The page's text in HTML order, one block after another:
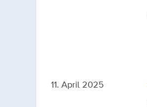
11. April 2025